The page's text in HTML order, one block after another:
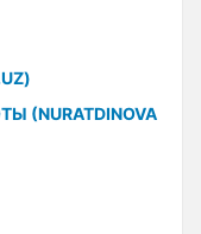
(NURATDINOVA